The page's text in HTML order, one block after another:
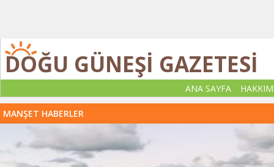
DOĞU GÜNEŞİ GAZETESİ
ANA SAYFA
MANŞET HABERLER